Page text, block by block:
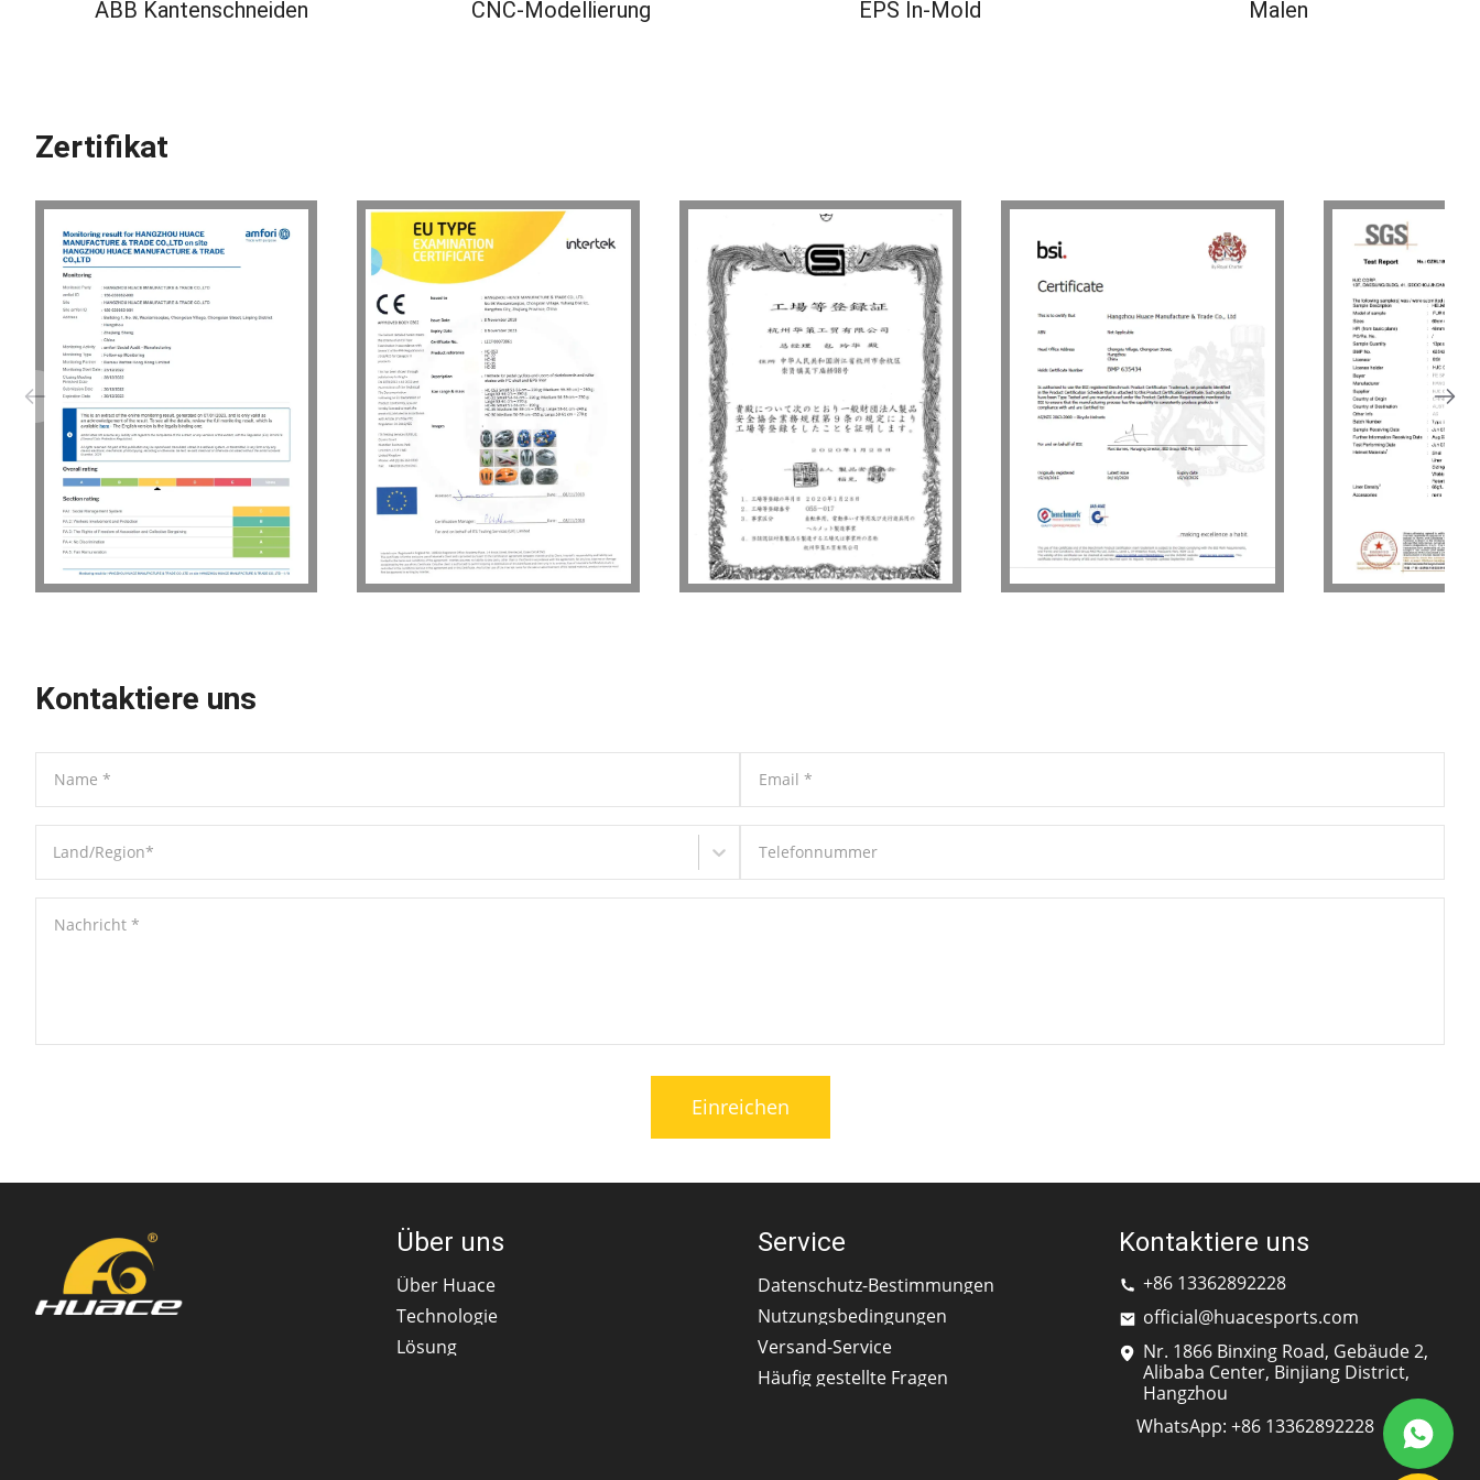
ABB Kantenschneiden CNC-Modellierung EPS In-Mold Malen
Zertifikat
Kontaktiere uns
Name * Email *
Land/Region* Telefonnummer
Nachricht *
Einreichen
Über uns
Über Huace
Technologie
Lösung
Service
Datenschutz-Bestimmungen
Nutzungsbedingungen
Versand-Service
Häufig gestellte Fragen
Kontaktiere uns
+86 13362892228
official@huacesports.com
Nr. 1866 Binxing Road, Gebäude 2,
Alibaba Center, Binjiang District,
Hangzhou
WhatsApp: +86 13362892228